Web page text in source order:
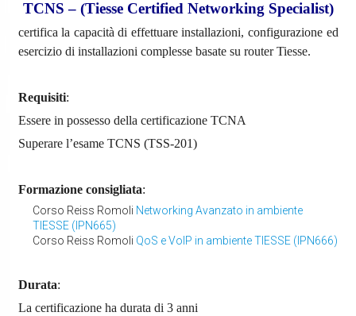
TCNS – (Tiesse Certified Networking Specialist)
certifica la capacità di effettuare installazioni, configurazione ed
esercizio di installazioni complesse basate su router Tiesse.
Requisiti:
Essere in possesso della certificazione TCNA
Superare l’esame TCNS (TSS-201)
Formazione consigliata:
Corso Reiss Romoli Networking Avanzato in ambiente
TIESSE (IPN665)
Corso Reiss Romoli QoS e VoIP in ambiente TIESSE (IPN666)
Durata:
La certificazione ha durata di 3 anni